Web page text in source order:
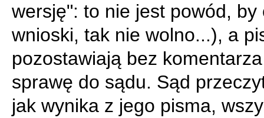
wersję": to nie jest powód, by
wnioski, tak nie wolno...), a
pozostawiają bez
sprawę do sądu. Sąd
jak wynika z jego pisma,